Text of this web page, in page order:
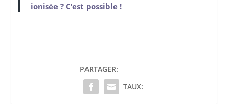
ionisée ? C’est possible !
PARTAGER:
TAUX: